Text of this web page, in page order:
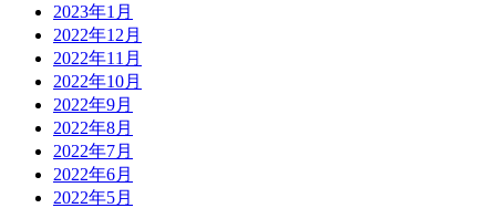
2023年1月
2022年12月
2022年11月
2022年10月
2022年9月
2022年8月
2022年7月
2022年6月
2022年5月